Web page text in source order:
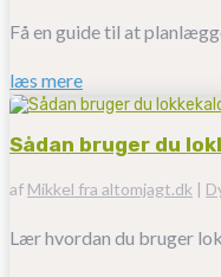
Få en guide til at
læs mere
Sådan bruger du
af Mikkel fra altomjagt.dk
Lær hvordan du bruger